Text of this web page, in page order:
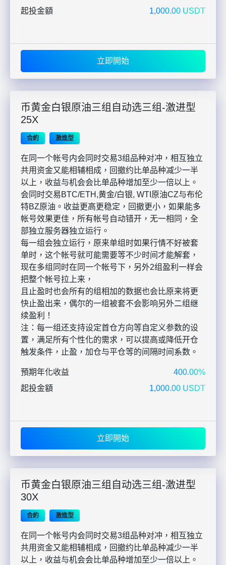
起投金額
1,000.00 USDT
立即開始
币黄金白银原油三组自动选三组-激进型
25X
合約 激進型
在同一个帐号内会同时交易3组品种对冲，相互独立
共用资金又能相辅相成，回撤约比单品种减少一半
以上，收益与机会会比单品种增加至少一倍以上。
会同时交易BTC/ETH,黄金/白银, WTI原油CZ与布伦
特BZ原油。收益更高更稳定，回撤更小，如果能多
帐号效果更佳，所有帐号自动错开，无一相同，全
部独立服务器独立运行。
每一组会独立运行，原来单组时如果行情不好被套
单时，这个帐号就可能需要等不少时间才能解套，
现在多组同时在同一个帐号下，另外2组盈利一样会
把整个帐号拉上来，
且止盈时也会所有的组相加的数据也会比原来将更
快止盈出来，偶尔的一组被套不会影响另外二组继
续盈利！
注：每一组还支持设定首仓方向等自定义参数的设
置，满足所有个性化的需求，可以提高或降低开仓
触发条件，止盈，加仓与平仓等的间隔时间系数。
預期年化收益
400.00%
起投金額
1,000.00 USDT
立即開始
币黄金白银原油三组自动选三组-激进型
30X
合約 激進型
在同一个帐号内会同时交易3组品种对冲，相互独立
共用资金又能相辅相成，回撤约比单品种减少一半
以上，收益与机会会比单品种增加至少一倍以上。